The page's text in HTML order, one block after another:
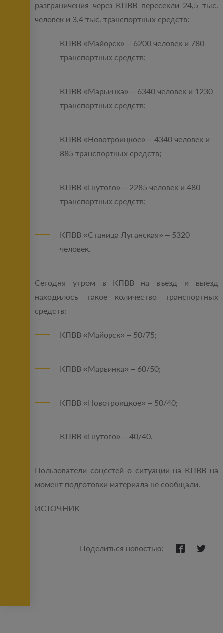
разграничения через КПВВ пересекли 24,5 тыс.
человек и 3,4 тыс. транспортных средств:
КПВВ «Майорск» – 6200 человек и 780
транспортных средств;
КПВВ «Марьинка» – 6340 человек и 1230
транспортных средств;
КПВВ «Новотроицкое» – 4340 человек и
885 транспортных средств;
КПВВ «Гнутово» – 2285 человек и 480
транспортных средств;
КПВВ «Станица Луганская» – 5320
человек.
Сегодня утром в КПВВ на въезд и выезд
находилось такое количество транспортных
средств:
КПВВ «Майорск» – 50/75;
КПВВ «Марьинка» – 60/50;
КПВВ «Новотроицкое» – 50/40;
КПВВ «Гнутово» – 40/40.
Пользователи соцсетей о ситуации на КПВВ на
момент подготовки материала не сообщали.
ИСТОЧНИК
Поделиться новостью: